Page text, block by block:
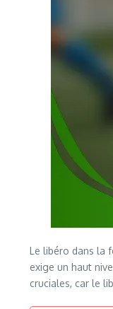
Le libéro dans la
exige un haut
cruciales, car le